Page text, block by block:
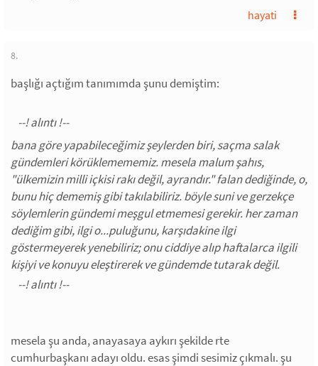
hayati
8.
başlığı açtığım tanımımda şunu demiştim:
bana göre yapabileceğimiz şeylerden biri, saçma salak
gündemleri körüklemememiz. mesela malum şahıs,
"ülkemizin milli içkisi rakı değil, ayrandır." falan dediğinde, o,
bunu hiç dememiş gibi takılabiliriz. böyle suni ve gerzekçe
söylemlerin gündemi meşgul etmemesi gerekir. her zaman
dediğim gibi, ilgi o...puluğunu, karşıdakine ilgi
göstermeyerek yenebiliriz; onu ciddiye alıp haftalarca ilgili
kişiyi ve konuyu eleştirerek ve gündemde tutarak değil.
mesela şu anda, anayasaya aykırı şekilde rte
cumhurbaşkanı adayı oldu. esas şimdi sesimiz çıkmalı. şu